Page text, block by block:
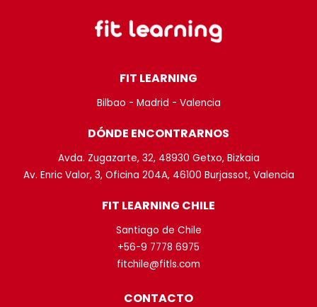
FIT LEARNING
Bilbao - Madrid - Valencia
DÓNDE ENCONTRARNOS
Avda. Zugazarte, 32, 48930 Getxo, Bizkaia
Av. Enric Valor, 3, Oficina 204A, 46100 Burjassot, Valencia
FIT LEARNING CHILE
Santiago de Chile
+56-9 7778 6975
fitchile@fitls.com
CONTACTO